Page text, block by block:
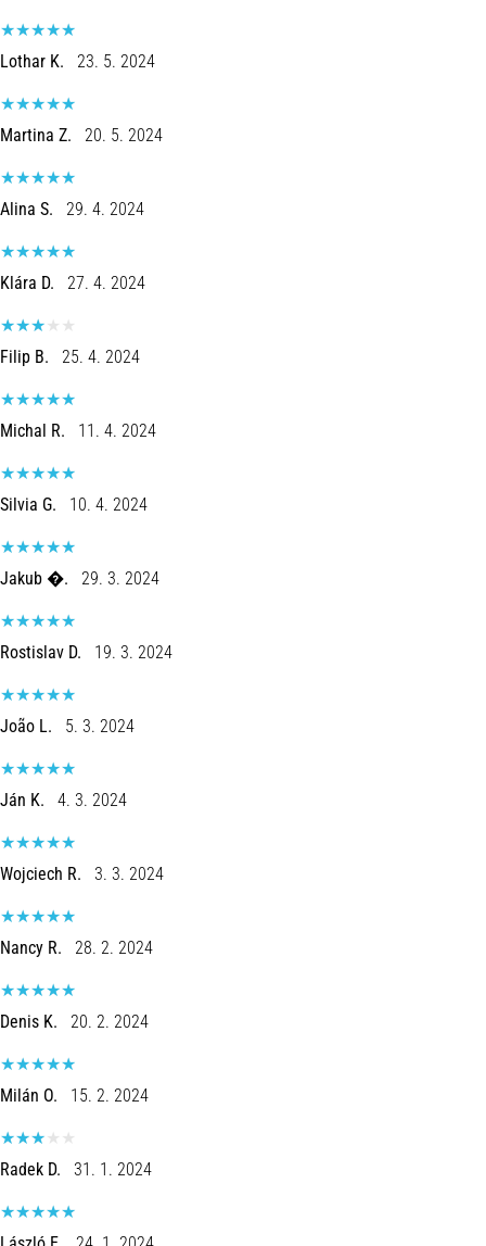
Lothar K. 23. 5. 2024
Martina Z. 20. 5. 2024
Alina S. 29. 4. 2024
Klára D. 27. 4. 2024
Filip B. 25. 4. 2024
Michal R. 11. 4. 2024
Silvia G. 10. 4. 2024
Jakub �. 29. 3. 2024
Rostislav D. 19. 3. 2024
João L. 5. 3. 2024
Ján K. 4. 3. 2024
Wojciech R. 3. 3. 2024
Nancy R. 28. 2. 2024
Denis K. 20. 2. 2024
Milán O. 15. 2. 2024
Radek D. 31. 1. 2024